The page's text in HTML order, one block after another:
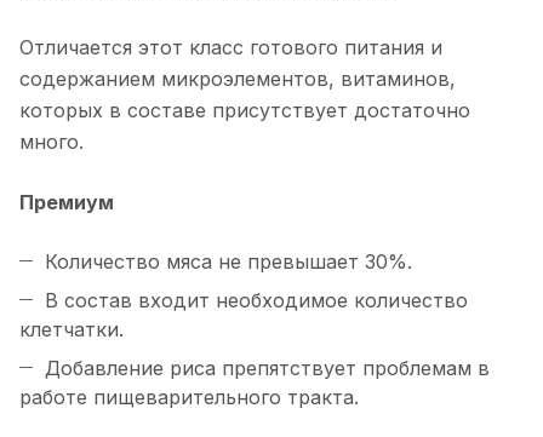
Отличается этот класс готового питания и
содержанием микроэлементов, витаминов,
которых в составе присутствует достаточно
много.
Премиум
Количество мяса не превышает 30%.
В состав входит необходимое количество
клетчатки.
Добавление риса препятствует проблемам в
работе пищеварительного тракта.